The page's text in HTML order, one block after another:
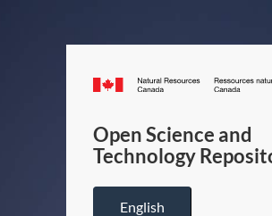
Canada.ca
Open Science and
Technology
English